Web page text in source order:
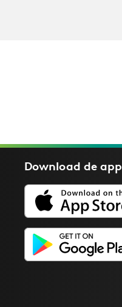
Download deapp